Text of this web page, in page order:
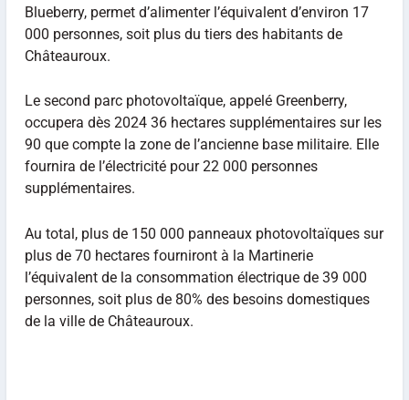
Blueberry, permet d’alimenter l’équivalent d’environ 17
000 personnes, soit plus du tiers des habitants de
Châteauroux.
Le second parc photovoltaïque, appelé Greenberry,
occupera dès 2024 36 hectares supplémentaires sur les
90 que compte la zone de l’ancienne base militaire. Elle
fournira de l’électricité pour 22 000 personnes
supplémentaires.
Au total, plus de 150 000 panneaux photovoltaïques sur
plus de 70 hectares fourniront à la Martinerie
l’équivalent de la consommation électrique de 39 000
personnes, soit plus de 80% des besoins domestiques
de la ville de Châteauroux.